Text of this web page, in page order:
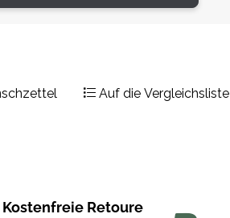
Auf die Vergleichsliste
Kostenfreie Retoure